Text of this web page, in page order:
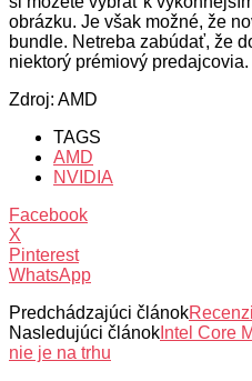
obrázku. Je však možné, že
bundle. Netreba zabúdať, že
niektorý prémiový predajcovia.
Zdroj: AMD
TAGS
AMD
NVIDIA
Facebook
X
Pinterest
WhatsApp
Predchádzajúci článok
Nasledujúci článok Intel Core
nie je na trhu